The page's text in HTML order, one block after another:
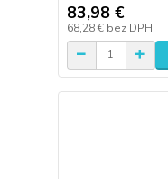
83,98 €
68,28 € bez DPH